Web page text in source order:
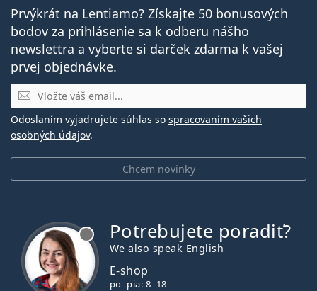
Prvýkrát na Lentiamo? Získajte 50 bonusových
bodov za prihlásenie sa k odberu nášho
newslettra a vyberte si darček zdarma k vašej
prvej objednávke.
E-mail
Chcem novinky
Odoslaním vyjadrujete súhlas so spracovaním vašich
osobných údajov.
Potrebujete poradiť?
We also speak English
E-shop
po–pia: 8–18